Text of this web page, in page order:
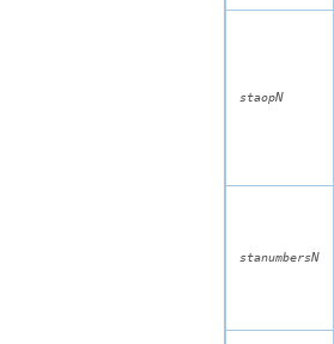
staopN
stanumbersN